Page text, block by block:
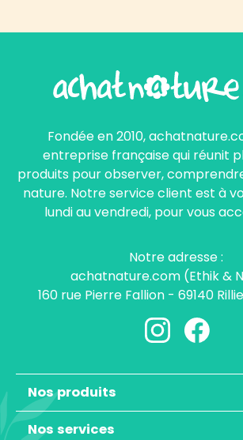
Fondée en 2010,
entreprise française qui réunit
produits pour observer,
nature. Notre service client est à
lundi au vendredi, pour vous
Notre adresse :
achatnature.com (Ethik &
160 rue Pierre Fallion - 69140
Nos produits
Nos services